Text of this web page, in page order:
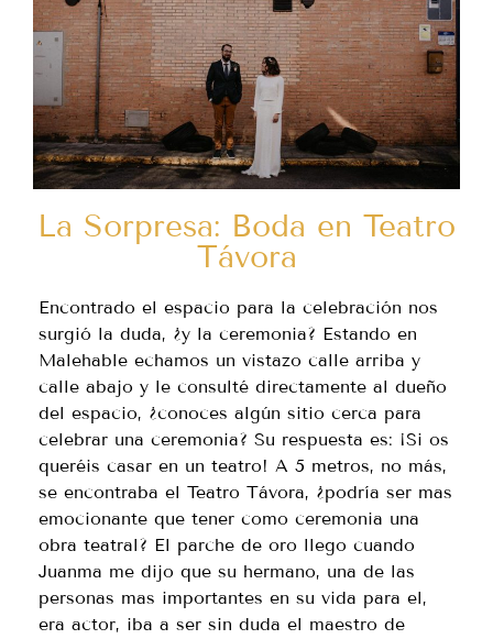
La Sorpresa: Boda en Teatro
Távora
Encontrado el espacio para la celebración nos
surgió la duda, ¿y la ceremonia? Estando en
Malehable echamos un vistazo calle arriba y
calle abajo y le consulté directamente al dueño
del espacio, ¿conoces algún sitio cerca para
celebrar una ceremonia? Su respuesta es: ¡Si os
queréis casar en un teatro! A 5 metros, no más,
se encontraba el Teatro Távora, ¿podría ser mas
emocionante que tener como ceremonia una
obra teatral? El parche de oro llego cuando
Juanma me dijo que su hermano, una de las
personas mas importantes en su vida para el,
era actor, iba a ser sin duda el maestro de